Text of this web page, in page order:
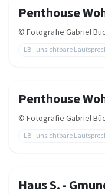
Penthouse
© Fotografie Gabriel
LB - unsichtbare
Penthouse
© Fotografie Gabriel
LB - unsichtbare
Haus S. -